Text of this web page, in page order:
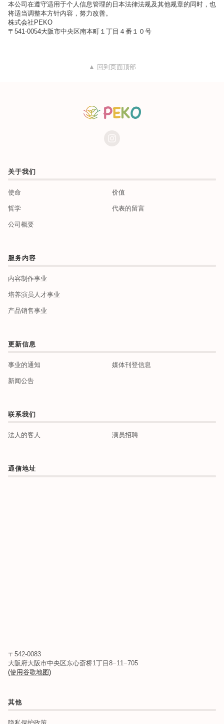
本公司在遵守适用于个人信息管理的日本法律法规及其他规章的同时，也
将适当调整本方针内容，努力改善。
株式会社PEKO
〒541-0054大阪市中央区南本町１丁目４番１０号
▲ 回到页面顶部
关于我们
使命 价值
哲学 代表的留言
公司概要
服务内容
内容制作事业
培养演员人才事业
产品销售事业
更新信息
事业的通知 媒体刊登信息
新闻公告
联系我们
法人的客人 演员招聘
通信地址
〒542-0083
大阪府大阪市中央区东心斎桥1丁目8−11−705
(使用谷歌地图)
其他